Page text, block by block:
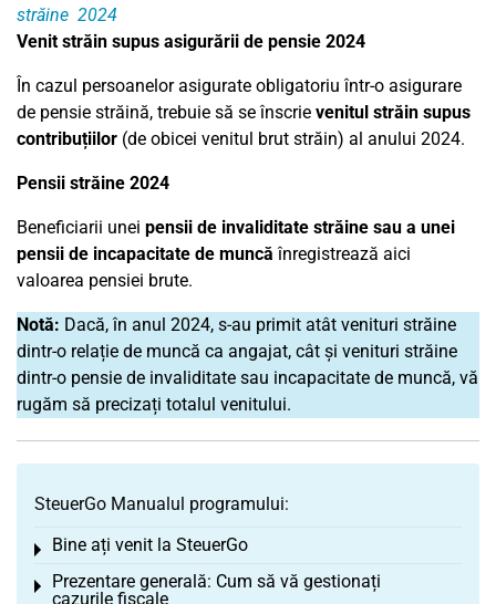
străine 2024
Venit străin supus asigurării de pensie 2024
În cazul persoanelor asigurate obligatoriu într-o asigurare
de pensie străină, trebuie să se înscrie venitul străin supus
contribuțiilor (de obicei venitul brut străin) al anului 2024.
Pensii străine 2024
Beneficiarii unei pensii de invaliditate străine sau a unei
pensii de incapacitate de muncăînregistrează aici
valoarea pensiei brute.
Notă: Dacă, în anul 2024, s-au primit atât venituri străine
dintr-o relație de muncă ca angajat, cât și venituri străine
dintr-o pensie de invaliditate sau incapacitate de muncă, vă
rugăm să precizați totalul venitului.
SteuerGo Manualul programului:
Bine ați venit la SteuerGo
Toggle menu
Prezentare generală: Cum să vă gestionați
cazurile fiscale
Toggle menu